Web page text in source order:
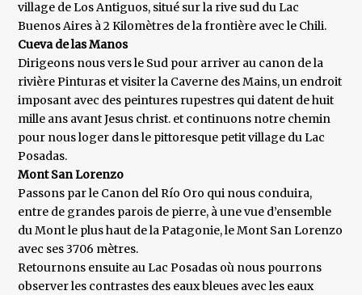
village de Los Antiguos, situé sur la rive sud du Lac
Buenos Aires à 2 Kilomètres de la frontière avec le Chili.
Cueva de las Manos
Dirigeons nous vers le Sud pour arriver au canon de la
rivière Pinturas et visiter la Caverne des Mains, un endroit
imposant avec des peintures rupestres qui datent de huit
mille ans avant Jesus christ. et continuons notre chemin
pour nous loger dans le pittoresque petit village du Lac
Posadas.
Mont San Lorenzo
Passons par le Canon del Río Oro qui nous conduira,
entre de grandes parois de pierre, à une vue d’ensemble
du Mont le plus haut de la Patagonie, le Mont San Lorenzo
avec ses 3706 mètres.
Retournons ensuite au Lac Posadas où nous pourrons
observer les contrastes des eaux bleues avec les eaux